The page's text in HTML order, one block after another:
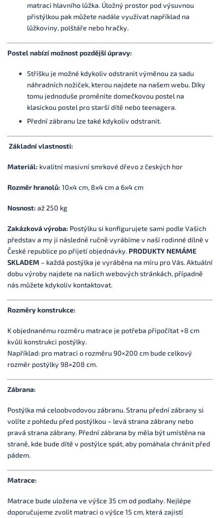
matraci hlavního lůžka. Úložný prostor pod výsuvnou
přistýlkou pak můžete nadále využívat například na
lůžkoviny, polštáře nebo hračky.
Postel nabízí možnost pozdější úpravy:
Stříšku je možné kdykoliv odstranit výměnou za sadu
náhradních nožiček, kterou najdete na našem webu. Díky
tomu jednoduše proměníte domečkovou postel na
klasickou postel pro starší dítě nebo teenagera.
Přední zábranu lze také kdykoliv odstranit.
Základní vlastnosti:
Materiál: kvalitní masivní smrkové dřevo z českých hor
Rozměr hranolů: 10x4 cm, 8x4 cm a 6x4 cm
Nosnost: až 250 kg
Zakázková výroba: Postýlku si konfigurujete sami podle Vašich
představ a my ji následně ručně vyrábíme v naší rodinné dílně v
České republice po přijetí objednávky. PRODUKTY NEMÁME
SKLADEM – každá postýlka je vyráběna na míru pro Vás. Aktuální
dobu výroby najdete na našich webových stránkách, případně
nás můžete kdykoliv kontaktovat.
Rozměry konstrukce:
K objednanému rozměru matrace je potřeba připočítat +8 cm
kvůli konstrukci postýlky.
Například: pro matraci o rozměru 90×200 cm bude celkový
rozměr postýlky 98×208 cm.
Zábrana:
Postýlka má celoobvodovou zábranu. Stranu přední zábrany si
volíte z pohledu před postýlkou – levá strana zábrany nebo
pravá strana zábrany. Přední zábrana by měla být umístěna na
straně, kde bude dítě v postýlce spát, aby pomáhala chránit před
pádem.
Matrace:
Matrace bude uložena ve výšce 35 cm od podlahy. Nejlépe
doporučujeme zvolit matraci o výšce 15 cm, která zajistí